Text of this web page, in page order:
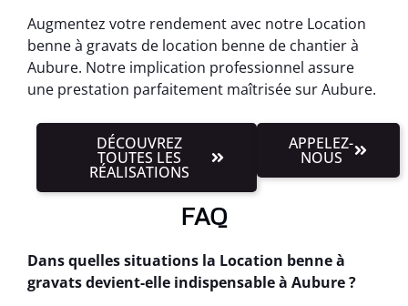
Augmentez votre rendement avec notre Location
benne à gravats de location benne de chantier à
Aubure. Notre implication professionnel assure
une prestation parfaitement maîtrisée sur Aubure.
DÉCOUVREZ
TOUTES LES
RÉALISATIONS
APPELEZ-
NOUS
FAQ
Dans quelles situations la Location benne à
gravats devient-elle indispensable à Aubure ?